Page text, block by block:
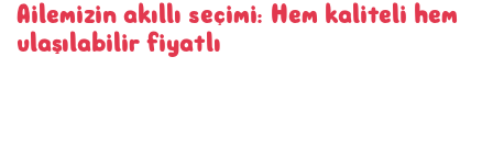
Ailemizin akıllı seçimi: Hem kaliteli hem
ulaşılabilir fiyatlı